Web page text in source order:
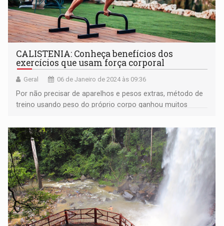
CALISTENIA: Conheça benefícios dos
exercícios que usam força corporal
Geral 06 de Janeiro de 2024 às 09:36
Por não precisar de aparelhos e pesos extras, método de
treino usando peso do próprio corpo ganhou muitos